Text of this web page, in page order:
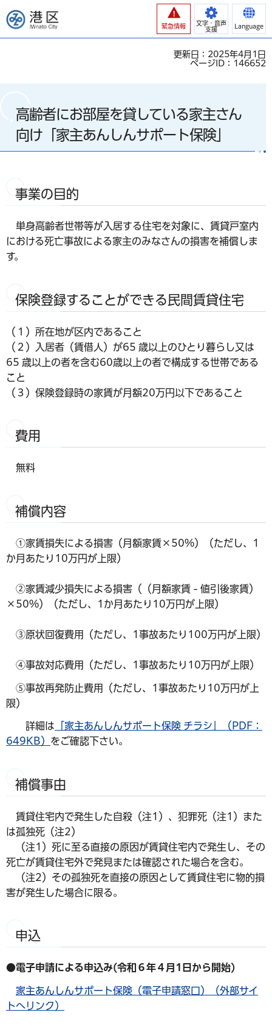
港区
緊急情報
文字・音声
支援
Language
更新日：2025年4月1日
ページID：146652
高齢者にお部屋を貸している家主さん
向け「家主あんしんサポート保険」
事業の目的
単身高齢者世帯等が入居する住宅を対象に、賃貸戸室内
における死亡事故による家主のみなさんの損害を補償しま
す。
保険登録することができる民間賃貸住宅
（１）所在地が区内であること
（２）入居者（賃借人）が65 歳以上のひとり暮らし又は
65 歳以上の者を含む60歳以上の者で構成する世帯である
こと
（３）保険登録時の家賃が月額20万円以下であること
費用
無料
補償内容
①家賃損失による損害（月額家賃×50%）（ただし、1
か月あたり10万円が上限）
②家賃減少損失による損害（（月額家賃 - 値引後家賃）
×50%）（ただし、1か月あたり10万円が上限）
③原状回復費用（ただし、1事故あたり100万円が上限）
④事故対応費用（ただし、1事故あたり10万円が上限）
⑤事故再発防止費用（ただし、1事故あたり10万円が上
限）
詳細は 「家主あんしんサポート保険 チラシ」（PDF：
649KB） をご確認下さい。
補償事由
賃貸住宅内で発生した自殺（注1）、犯罪死（注1）また
は孤独死（注2）
（注1）死に至る直接の原因が賃貸住宅内で発生し、その
死亡が賃貸住宅外で発見または確認された場合を含む。
（注2）その孤独死を直接の原因として賃貸住宅に物的損
害が発生した場合に限る。
申込
●電子申請による申込み(令和６年４月1日から開始)
家主あんしんサポート保険（電子申請窓口）（外部サイ
トへリンク）